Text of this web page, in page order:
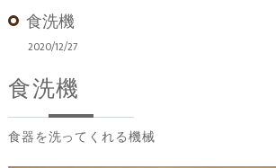
食洗機
2020/12/27
食器を洗ってくれる機械
食洗機